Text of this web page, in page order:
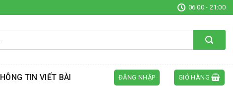
06:00 - 21:00
TIN VIẾT BÀI ĐĂNG NHẬP GIỎ HÀNG